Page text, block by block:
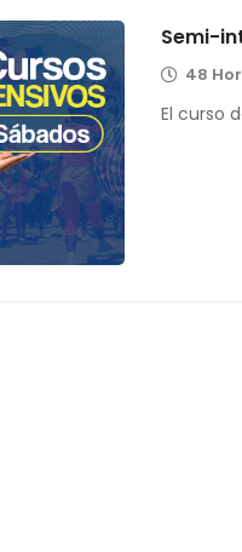
Semi-
48
El curso